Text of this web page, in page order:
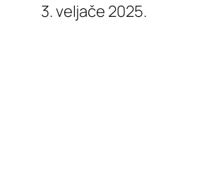
3. veljače 2025.